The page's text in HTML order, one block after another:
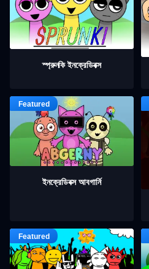
স্প্রুনকি ইনক্রেডিবক্স
ইনক্রেডিবক্স আবগার্নি